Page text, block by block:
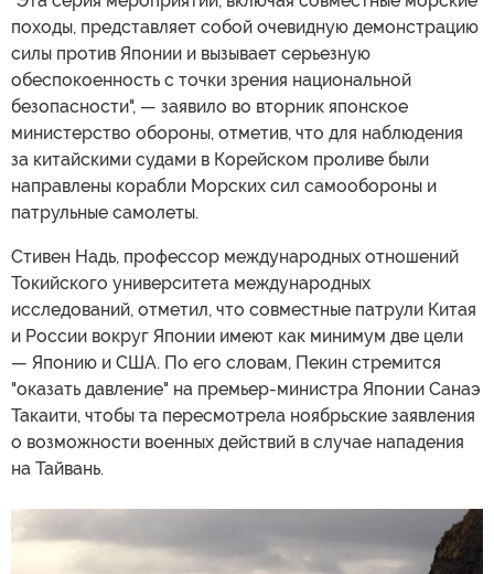
походы, представляет собой очевидную демонстрацию
силы против Японии и вызывает серьезную
обеспокоенность с точки зрения национальной
безопасности", — заявило во вторник японское
министерство обороны, отметив, что для наблюдения
за китайскими судами в Корейском проливе были
направлены корабли Морских сил самообороны и
патрульные самолеты.
Стивен Надь, профессор международных отношений
Токийского университета международных
исследований, отметил, что совместные патрули Китая
и России вокруг Японии имеют как минимум две цели
— Японию и США. По его словам, Пекин стремится
"оказать давление" на премьер-министра Японии Санаэ
Такаити, чтобы та пересмотрела ноябрьские заявления
о возможности военных действий в случае нападения
на Тайвань.